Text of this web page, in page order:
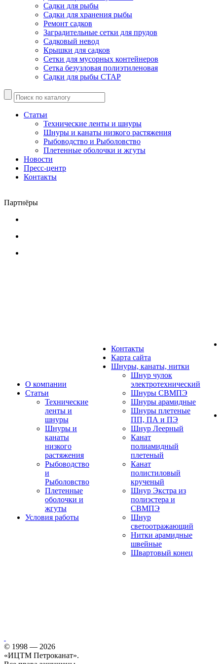
Садки для рыбы
Садки для хранения рыбы
Ремонт садков
Заградительные сетки для прудов
Садковый невод
Крышки для садков
Сетки для мусорных контейнеров
Сетка безузловая полиэтиленовая
Садки для рыбы СТАР
Статьи
Технические ленты и шнуры
Шнуры и канаты низкого растяжения
Рыбоводство и Рыболовство
Плетенные оболочки и жгуты
Новости
Пресс-центр
Контакты
Партнёры
О компании
Статьи
Технические
ленты и
шнуры
Шнуры и
канаты
низкого
растяжения
Рыбоводство
и
Рыболовство
Плетенные
оболочки и
жгуты
Условия работы
Контакты
Карта сайта
Шнуры, канаты, нитки
Шнур чулок
электротехнический
Шнуры СВМПЭ
Шнуры арамидные
Шнуры плетеные
ПП, ПА и ПЭ
Шнур Леерный
Канат
полиамидный
плетеный
Канат
полистиловый
крученый
Шнур Экстра из
полиэстера и
СВМПЭ
Шнур
светоотражающий
Нитки арамидные
швейные
Швартовый конец
© 1998 — 2026
«ИЦТМ Петроканат».